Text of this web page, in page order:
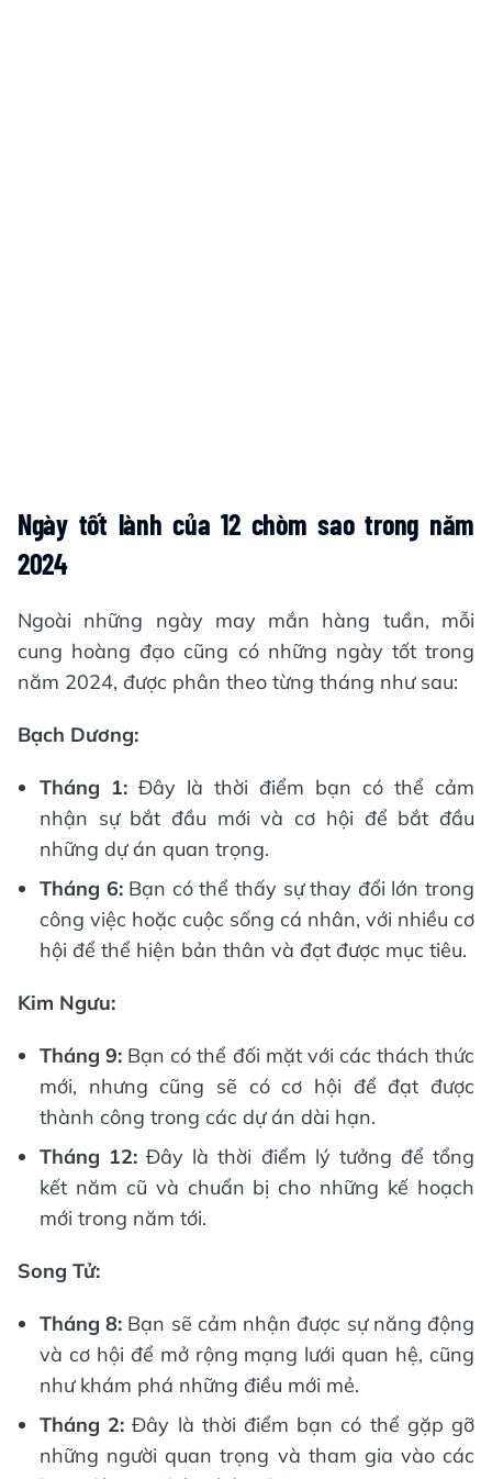
Ngày tốt lành của 12 chòm sao trong năm
2024
Ngoài những ngày may mắn hàng tuần, mỗi
cung hoàng đạo cũng có những ngày tốt trong
năm 2024, được phân theo từng tháng như sau:
Bạch Dương:
Tháng 1: Đây là thời điểm bạn có thể cảm
nhận sự bắt đầu mới và cơ hội để bắt đầu
những dự án quan trọng.
Tháng 6:Bạn có thể thấy sự thay đổi lớn trong
công việc hoặc cuộc sống cá nhân, với nhiều cơ
hội để thể hiện bản thân và đạt được mục tiêu.
Kim Ngưu:
Tháng 9: Bạn có thể đối mặt với các thách thức
mới, nhưng cũng sẽ có cơ hội để đạt được
thành công trong các dự án dài hạn.
Tháng 12: Đây là thời điểm lý tưởng để tổng
kết năm cũ và chuẩn bị cho những kế hoạch
mới trong năm tới.
Song Tử:
Tháng 8: Bạn sẽ cảm nhận được sự năng động
và cơ hội để mở rộng mạng lưới quan hệ, cũng
như khám phá những điều mới mẻ.
Tháng 2: Đây là thời điểm bạn có thể gặp gỡ
những người quan trọng và tham gia vào các